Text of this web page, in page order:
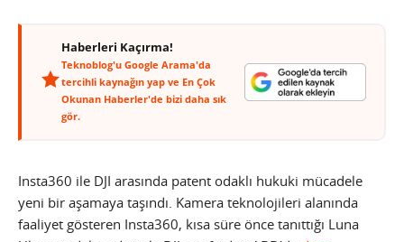
Haberleri Kaçırma!
Teknoblog'u Google Arama'da
tercihli kaynağın yap ve En Çok
Okunan Haberler'de bizi daha sık
gör.
Insta360 ile DJI arasında patent odaklı hukuki mücadele
yeni bir aşamaya taşındı. Kamera teknolojileri alanında
faaliyet gösteren Insta360, kısa süre önce tanıttığı Luna